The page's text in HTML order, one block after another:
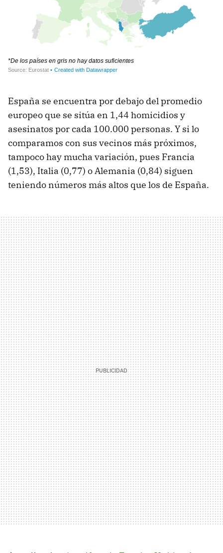
España se encuentra por debajo del promedio
europeo que se sitúa en 1,44 homicidios y
asesinatos por cada 100.000 personas. Y si lo
comparamos con sus vecinos más próximos,
tampoco hay mucha variación, pues Francia
(1,53), Italia (0,77) o Alemania (0,84) siguen
teniendo números más altos que los de España.